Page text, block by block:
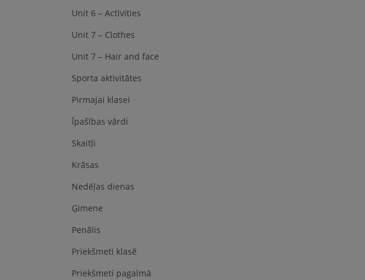
Unit 6 – Activities
Unit 7 – Clothes
Unit 7 – Hair and face
Sporta aktivitātes
Pirmajai klasei
Īpašības vārdi
Skaitļi
Krāsas
Nedēļas dienas
Ģimene
Penālis
Priekšmeti klasē
Priekšmeti pagalmā